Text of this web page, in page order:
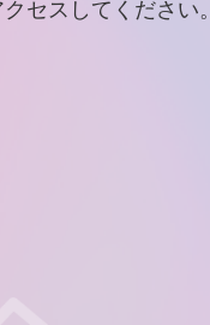
セスしてください。